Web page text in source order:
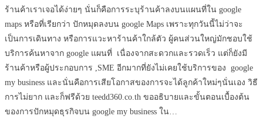
ร้านค้าเราเจอได้ง่ายๆ นั่นก็คือการระบุร้านค้าลงบนแผนที่ใน google
maps หรือที่เรียกว่า ปักหมุดลงบน google Maps เพราะทุกวันนี้ไม่ว่าจะ
เป็นการเดินทาง หรือการแวะหาร้านค้าใกล้ตัว ผู้คนส่วนใหญ่มักชอบใช้
บริการค้นหาจาก google แผนที่ เนื่องจากสะดวกและรวดเร็ว แต่ก็ยังมี
ร้านค้าหรือผู้ประกอบการ ,SME อีกมากที่ยังไม่เคยใช้บริการของ google
my business และนั่นคือการเสียโอกาสของการจะได้ลูกค้าใหม่ๆนั่นเอง วิธี
การไม่ยาก และก็ฟรีด้วย teedd360.co.th ขออธิบายและขั้นตอนเบื้องต้น
ของการปักหมุดธุรกิจบน google my business ใน…